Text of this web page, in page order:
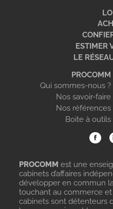
ESTIMER
LE
PROCOMM
Qui sommes-nous ?
Nos savoir-faire
Nos références
Boite à outils
PROCOMM est une
cabinets d’affaires
développer en commun
touchant au commerce et
cabinets sont détenteurs